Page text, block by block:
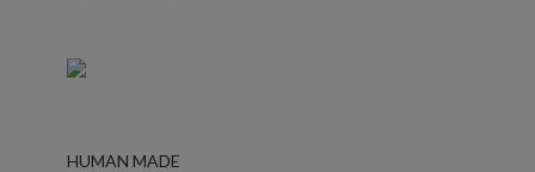
HUMAN MADE